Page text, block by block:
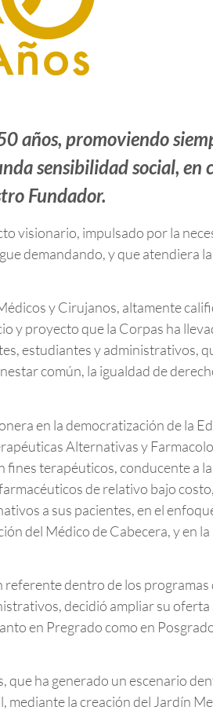
años, promoviendo
sensibilidad social, en
Fundador.
visionario, impulsado por la
demandando, y que atendiera
y Cirujanos, altamente
y proyecto que la Corpas ha
estudiantes y administrativos,
común, la igualdad de
en la democratización de la
Alternativas y
terapéuticos, conducente a
de relativo bajo
a sus pacientes, en el
del Médico de Cabecera, y en
dentro de los
decidió ampliar su oferta
en Pregrado como en
que ha generado un escenario
la creación del Jardín